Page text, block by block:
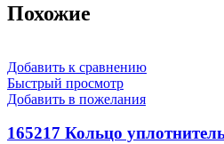
Похожие
Добавить к сравнению
Быстрый просмотр
Добавить в пожелания
165217 Кольцо